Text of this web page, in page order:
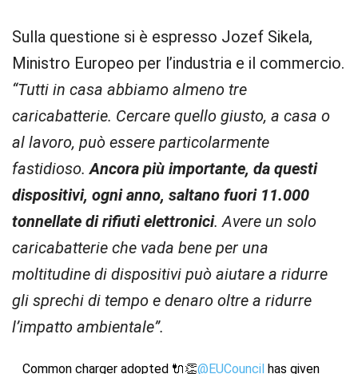
Sulla questione si è espresso Jozef Sikela,
Ministro Europeo per l’industria e il commercio.
“Tutti in casa abbiamo almeno tre
caricabatterie. Cercare quello giusto, a casa o
al lavoro, può essere particolarmente
fastidioso.Ancora più importante, da questi
dispositivi, ogni anno, saltano fuori 11.000
tonnellate di rifiuti elettronici. Avere un solo
caricabatterie che vada bene per una
moltitudine di dispositivi può aiutare a ridurre
gli sprechi di tempo e denaro oltre a ridurre
l’impatto ambientale”.
Common charger adopted 🔌👏@EUCouncilhas given